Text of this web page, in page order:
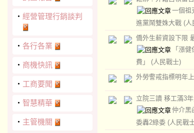
‧ 經營管理行銷談判
‧ 各行各業
‧ 商機快訊
‧ 工商要聞
‧ 智慧精華
‧ 主管機關
一個祖
進黨鬧雙姝大戰 (人
僑外生薪資設下限
「漲
費」 (人民戰士)
外勞警戒指標明年
立院三讀 移工滿3
仲介黑
委轟2綠委 (人民戰